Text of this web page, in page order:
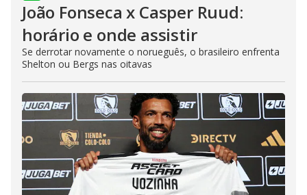
João Fonseca x Casper Ruud:
horário e onde assistir
Se derrotar novamente o norueguês, o brasileiro enfrenta
Shelton ou Bergs nas oitavas